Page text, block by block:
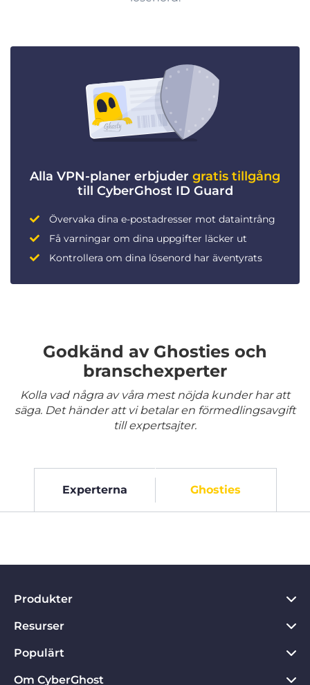
Alla VPN-planer erbjuder gratis tillgång
till CyberGhost ID Guard
Övervaka dina e-postadresser mot dataintrång
Få varningar om dina uppgifter läcker ut
Kontrollera om dina lösenord har äventyrats
Godkänd av Ghosties och
branschexperter
Kolla vad några av våra mest nöjda kunder har att
säga. Det händer att vi betalar en förmedlingsavgift
till expertsajter.
Experterna Ghosties
Produkter
VPN för PC
VPN för Chrome
VPN för Mac
Resurser
Vad är ett VPN?
Sekretesscenter
Populärt
Recensioner om CyberGhost VPN
Om CyberGhost